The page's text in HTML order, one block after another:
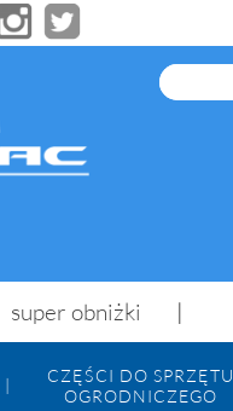
super obniżki
CZĘŚCI DO SPRZĘTU
OGRODNICZEGO